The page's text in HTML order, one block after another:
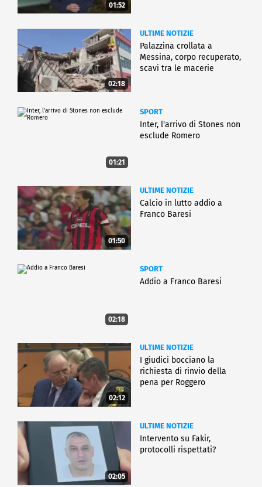
01:52
02:18
ULTIME NOTIZIE
Palazzina crollata a
Messina, corpo recuperato,
scavi tra le macerie
01:21
SPORT
Inter, l'arrivo di Stones non
esclude Romero
01:50
ULTIME NOTIZIE
Calcio in lutto addio a
Franco Baresi
02:18
SPORT
Addio a Franco Baresi
02:12
ULTIME NOTIZIE
I giudici bocciano la
richiesta di rinvio della
pena per Roggero
02:05
ULTIME NOTIZIE
Intervento su Fakir,
protocolli rispettati?